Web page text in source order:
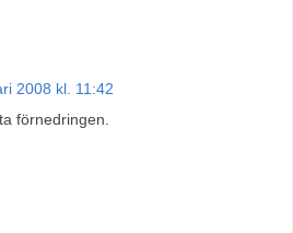
2008 kl. 11:42
förnedringen.